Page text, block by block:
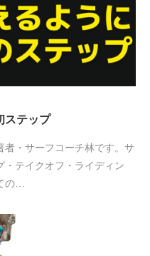
ステップ
者・サーフコーチ林です。サ
・テイクオフ・ライディン
の…